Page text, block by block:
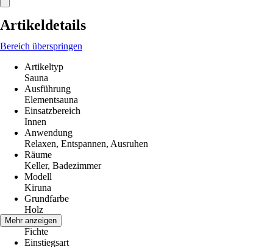
Artikeldetails
Bereich überspringen
Artikeltyp
Sauna
Ausführung
Elementsauna
Einsatzbereich
Innen
Anwendung
Relaxen, Entspannen, Ausruhen
Räume
Keller, Badezimmer
Modell
Kiruna
Grundfarbe
Holz
Farbton
Fichte
Einstiegsart
Mehr anzeigen